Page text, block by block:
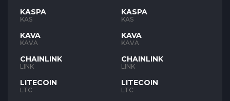
KASPA
KAS
KAVA
KAVA
CHAINLINK
LINK
LITECOIN
LTC
KASPA
KAS
KAVA
KAVA
CHAINLINK
LINK
LITECOIN
LTC